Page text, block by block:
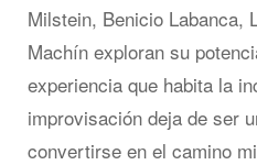
Milstein, Benicio Labanca,
Machín exploran su
experiencia que habita la
improvisación deja de ser
convertirse en el camino